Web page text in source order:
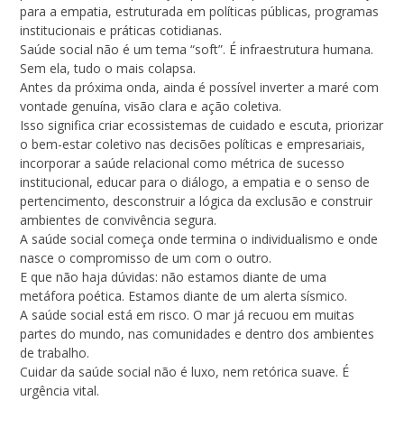
para a empatia, estruturada em políticas públicas, programas
institucionais e práticas cotidianas.
Saúde social não é um tema “soft”. É infraestrutura humana.
Sem ela, tudo o mais colapsa.
Antes da próxima onda, ainda é possível inverter a maré com
vontade genuína, visão clara e ação coletiva.
Isso significa criar ecossistemas de cuidado e escuta, priorizar
o bem-estar coletivo nas decisões políticas e empresariais,
incorporar a saúde relacional como métrica de sucesso
institucional, educar para o diálogo, a empatia e o senso de
pertencimento, desconstruir a lógica da exclusão e construir
ambientes de convivência segura.
A saúde social começa onde termina o individualismo e onde
nasce o compromisso de um com o outro.
E que não haja dúvidas: não estamos diante de uma
metáfora poética. Estamos diante de um alerta sísmico.
A saúde social está em risco. O mar já recuou em muitas
partes do mundo, nas comunidades e dentro dos ambientes
de trabalho.
Cuidar da saúde social não é luxo, nem retórica suave. É
urgência vital.